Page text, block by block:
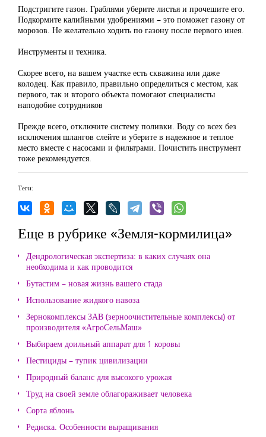
Подстригите газон. Граблями уберите листья и прочешите его.
Подкормите калийными удобрениями – это поможет газону от
морозов. Не желательно ходить по газону после первого инея.
Инструменты и техника.
Скорее всего, на вашем участке есть скважина или даже
колодец. Как правило, правильно определиться с местом, как
первого, так и второго объекта помогают специалисты
наподобие сотрудников
Прежде всего, отключите систему поливки. Воду со всех без
исключения шлангов слейте и уберите в надежное и теплое
место вместе с насосами и фильтрами. Почистить инструмент
тоже рекомендуется.
Теги:
Еще в рубрике «Земля-кормилица»
Дендрологическая экспертиза: в каких случаях она
необходима и как проводится
Бутастим – новая жизнь вашего стада
Использование жидкого навоза
Зернокомплексы ЗАВ (зерноочистительные комплексы) от
производителя «АгроСельМаш»
Выбираем доильный аппарат для 1 коровы
Пестициды – тупик цивилизации
Природный баланс для высокого урожая
Труд на своей земле облагораживает человека
Сорта яблонь
Редиска. Особенности выращивания